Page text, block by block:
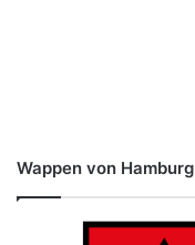
Wappen von Hamburg